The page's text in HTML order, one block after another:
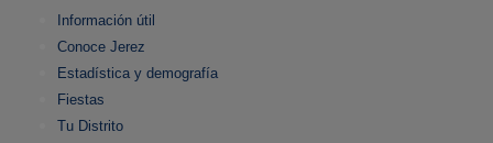
Información útil
Conoce Jerez
Estadística y demografía
Fiestas
Tu Distrito